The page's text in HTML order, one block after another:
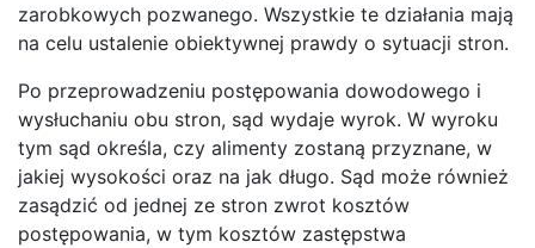
zarobkowych pozwanego. Wszystkie te działania mają
na celu ustalenie obiektywnej prawdy o sytuacji stron.
Po przeprowadzeniu postępowania dowodowego i
wysłuchaniu obu stron, sąd wydaje wyrok. W wyroku
tym sąd określa, czy alimenty zostaną przyznane, w
jakiej wysokości oraz na jak długo. Sąd może również
zasądzić od jednej ze stron zwrot kosztów
postępowania, w tym kosztów zastępstwa